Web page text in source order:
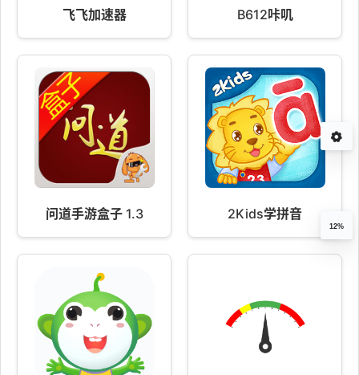
飞飞加速器 B612咔叽
问道手游盒子 1.3 2Kids学拼音
12%